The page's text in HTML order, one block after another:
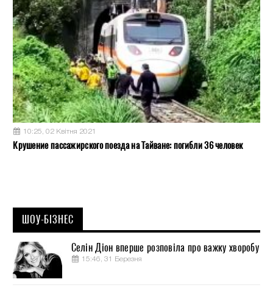
10:25, 02 Квітня 2021
Крушение пассажирского поезда на Тайване: погибли 36 человек
ШОУ-БІЗНЕС
Селін Діон вперше розповіла про важку хворобу
15:46, 31 Березня